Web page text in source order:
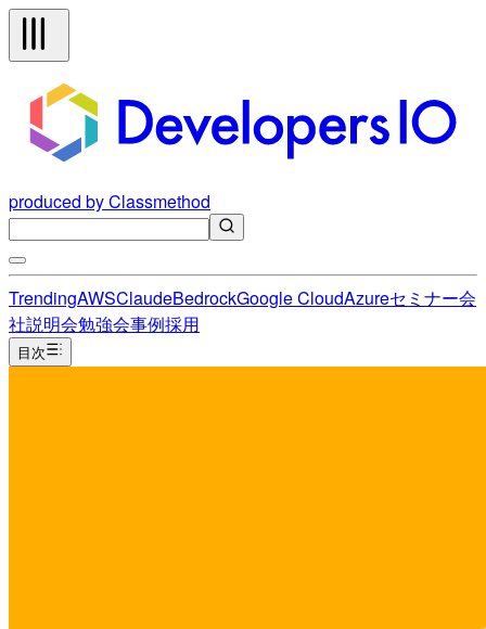
produced by Classmethod
TrendingAWSClaudeBedrockGoogle CloudAzureセミナー会
社説明会勉強会事例採用
目次